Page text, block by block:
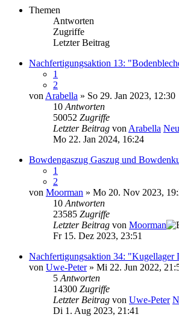
Themen
Antworten
Zugriffe
Letzter Beitrag
Nachfertigungsaktion 13:
1
2
von Arabella » So 29. Jan 2023, 12:30
10 Antworten
50052 Zugriffe
Letzter Beitrag von Arabella
Mo 22. Jan 2024, 16:24
Bowdengaszug Gaszug und
1
2
von Moorman » Mo 20. Nov 2023,
10 Antworten
23585 Zugriffe
Letzter Beitrag von Moorman
Fr 15. Dez 2023, 23:51
Nachfertigungsaktion 34: "Kugellager
von Uwe-Peter» Mi 22. Jun 2022,
5 Antworten
14300 Zugriffe
Letzter Beitrag von Uwe-Peter
Di 1. Aug 2023, 21:41